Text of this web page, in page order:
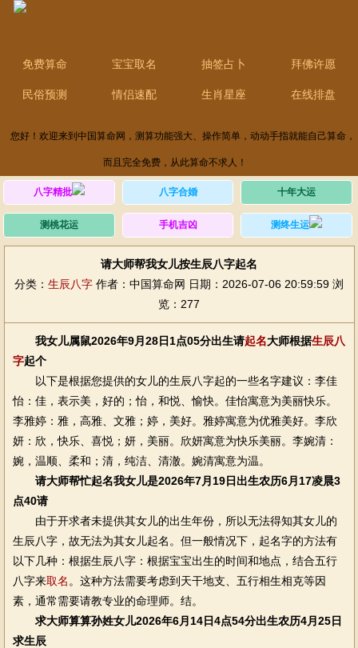
免费算命 宝宝取名 抽签占卜 拜佛许愿
民俗预测 情侣速配 生肖星座 在线排盘
您好！欢迎来到中国算命网，测算功能强大、操作简单，动动手指就能自己算命，
而且完全免费，从此算命不求人！
八字精批 八字合婚 十年大运
测桃花运 手机吉凶 测终生运
请大师帮我女儿按生辰八字起名
分类： 生辰八字 作者：中国算命网 日期：2026-07-06 20:59:59 浏
览：277
我女儿属鼠2026年9月28日1点05分出生请起名大师根据生辰八
字起个
以下是根据您提供的女儿的生辰八字起的一些名字建议：李佳
怡：佳，表示美，好的；怡，和悦、愉快。佳怡寓意为美丽快乐。
李雅婷：雅，高雅、文雅；婷，美好。雅婷寓意为优雅美好。李欣
妍：欣，快乐、喜悦；妍，美丽。欣妍寓意为快乐美丽。李婉清：
婉，温顺、柔和；清，纯洁、清澈。婉清寓意为温。
请大师帮忙起名我女儿是2026年7月19日出生农历6月17凌晨3
点40请
由于开求者未提供其女儿的出生年份，所以无法得知其女儿的
生辰八字，故无法为其女儿起名。但一般情况下，起名字的方法有
以下几种：根据生辰八字：根据宝宝出生的时间和地点，结合五行
八字来取名 。这种方法需要考虑到天干地支、五行相生相克等因
素，通常需要请教专业的命理师。结。
求大师算算孙姓女儿2026年6月14日4点54分出生农历4月25日
求生辰